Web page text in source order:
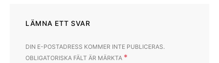
LÄMNA ETT SVAR
DIN E-POSTADRESS KOMMER INTE PUBLICERAS.
OBLIGATORISKA FÄLT ÄR MÄRKTA *